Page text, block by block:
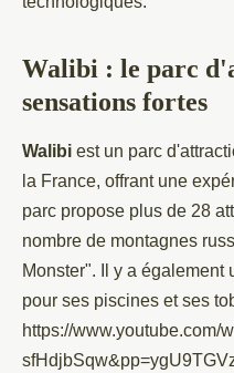
Walibi : le parc
sensations fortes
Walibi est un parc
la France, offrant une
parc propose plus de 28
nombre de montagnes
Monster". Il y a également
pour ses piscines et ses
https://www.youtube.com/